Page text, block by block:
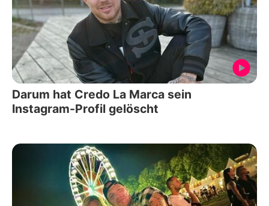
Darum hat Credo La Marca sein
Instagram-Profil gelöscht